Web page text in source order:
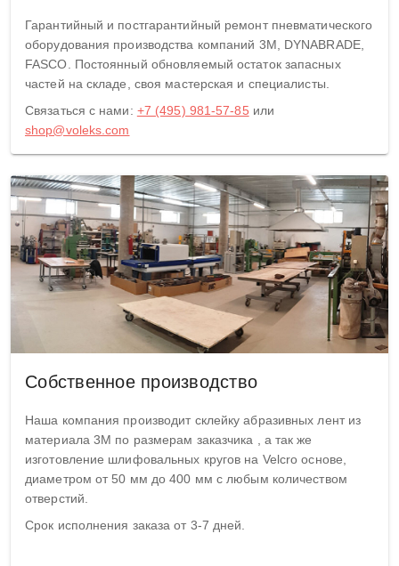
Гарантийный и постгарантийный ремонт пневматического
оборудования производства компаний 3M, DYNABRADE,
FASCO. Постоянный обновляемый остаток запасных
частей на складе, своя мастерская и специалисты.
Связаться с нами: +7 (495) 981-57-85 или
shop@voleks.com
Собственное производство
Наша компания производит склейку абразивных лент из
материала 3М по размерам заказчика , а так же
изготовление шлифовальных кругов на Velcro основе,
диаметром от 50 мм до 400 мм с любым количеством
отверстий.
Срок исполнения заказа от 3-7 дней.